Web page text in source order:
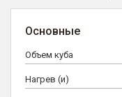
Основные
Объем куба
Нагрев (и)